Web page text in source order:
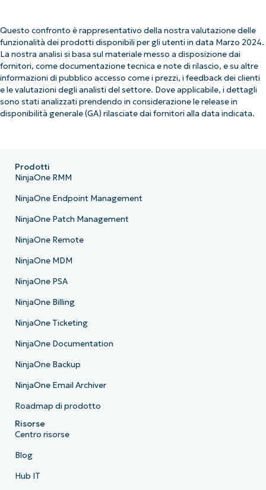
Questo confronto è rappresentativo della nostra valutazione delle
funzionalità dei prodotti disponibili per gli utenti in data Marzo 2024.
La nostra analisi si basa sul materiale messo a disposizione dai
fornitori, come documentazione tecnica e note di rilascio, e su altre
informazioni di pubblico accesso come i prezzi, i feedback dei clienti
e le valutazioni degli analisti del settore. Dove applicabile, i dettagli
sono stati analizzati prendendo in considerazione le release in
disponibilità generale (GA) rilasciate dai fornitori alla data indicata.
Prodotti
NinjaOne RMM
NinjaOne Endpoint Management
NinjaOne Patch Management
NinjaOne Remote
NinjaOne MDM
NinjaOne PSA
NinjaOne Billing
NinjaOne Ticketing
NinjaOne Documentation
NinjaOne Backup
NinjaOne Email Archiver
Roadmap di prodotto
Risorse
Centro risorse
Blog
Hub IT